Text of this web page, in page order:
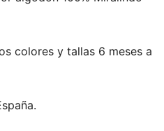
colores y tallas 6 meses a